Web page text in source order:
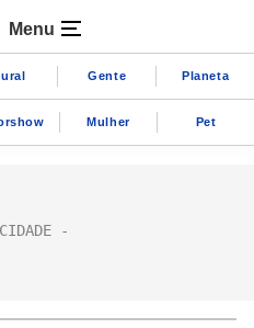
Menu
Gente Planeta
Mulher Pet